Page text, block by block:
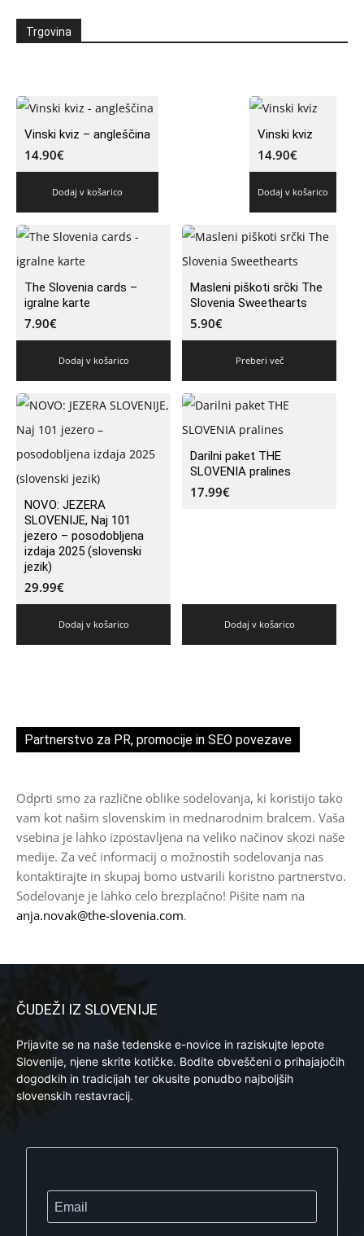
Trgovina
Vinski kviz – angleščina
14.90€
Dodaj v košarico
Vinski kviz
14.90€
Dodaj v košarico
The Slovenia cards –
igralne karte
7.90€
Dodaj v košarico
Masleni piškoti srčki The
Slovenia Sweethearts
5.90€
Preberi več
NOVO: JEZERA
SLOVENIJE, Naj 101
jezero – posodobljena
izdaja 2025 (slovenski
jezik)
29.99€
Dodaj v košarico
Darilni paket THE
SLOVENIA pralines
17.99€
Dodaj v košarico
Partnerstvo za PR, promocije in SEO povezave
Odprti smo za različne oblike sodelovanja, ki koristijo tako
vam kot našim slovenskim in mednarodnim bralcem. Vaša
vsebina je lahko izpostavljena na veliko načinov skozi naše
medije. Za več informacij o možnostih sodelovanja nas
kontaktirajte in skupaj bomo ustvarili koristno partnerstvo.
Sodelovanje je lahko celo brezplačno! Pišite nam na
anja.novak@the-slovenia.com.
ČUDEŽI IZ SLOVENIJE
Prijavite se na naše tedenske e-novice in raziskujte lepote
Slovenije, njene skrite kotičke. Bodite obveščeni o prihajajočih
dogodkih in tradicijah ter okusite ponudbo najboljših
slovenskih restavracij.